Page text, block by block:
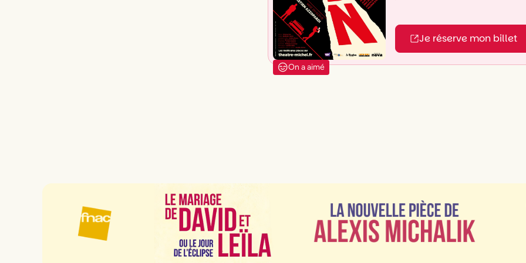
On a aimé
Je réserve mon billet